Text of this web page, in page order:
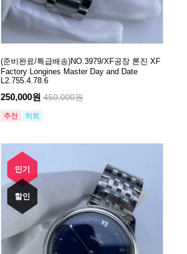
(준비완료/특급배송)NO.3979/XF공장 론진 XF
Factory Longines Master Day and Date
L2.755.4.78.6
250,000원 450,000원
추천 히트
인기
할인